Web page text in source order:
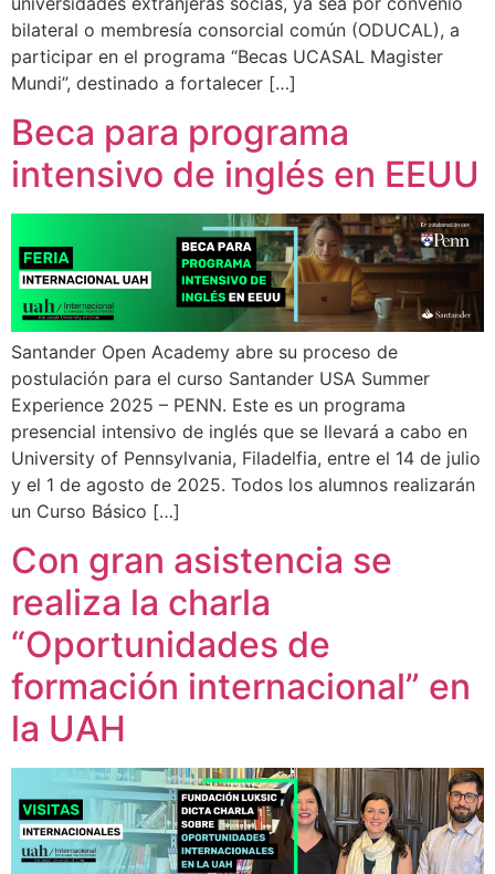
bilateral o membresía consorcial común (ODUCAL), a
participar en el programa “Becas UCASAL Magister
Mundi”, destinado a fortalecer […]
Beca para programa
intensivo de inglés en EEUU
Santander Open Academy abre su proceso de
postulación para el curso Santander USA Summer
Experience 2025 – PENN. Este es un programa
presencial intensivo de inglés que se llevará a cabo en
University of Pennsylvania, Filadelfia, entre el 14 de julio
y el 1 de agosto de 2025. Todos los alumnos realizarán
un Curso Básico […]
Con gran asistencia se
realiza la charla
“Oportunidades de
formación internacional” en
la UAH